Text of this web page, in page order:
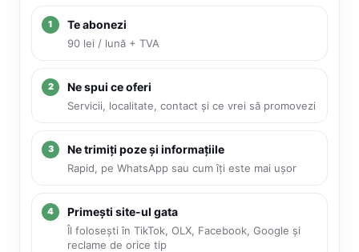
Te abonezi
90 lei / lună + TVA
Ne spui ce oferi
Servicii, localitate, contact și ce vrei să promovezi
Ne trimiți poze și informațiile
Rapid, pe WhatsApp sau cum îți este mai ușor
Primești site-ul gata
Îl folosești în TikTok, OLX, Facebook, Google și
reclame de orice tip